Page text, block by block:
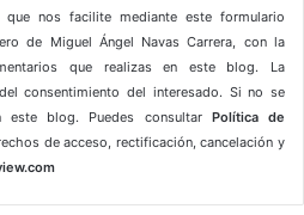
nos facilite mediante este formulario
de Miguel Ángel Navas Carrera, con la
que realizas en este blog. La
consentimiento del interesado. Si no se
blog. Puedes consultar Política de
de acceso, rectificación, cancelación y